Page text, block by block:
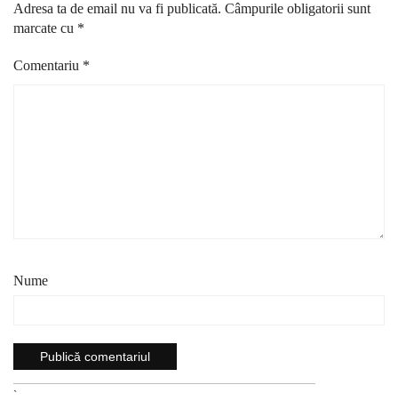
Adresa ta de email nu va fi publicată. Câmpurile obligatorii sunt
marcate cu *
Comentariu *
Nume
`